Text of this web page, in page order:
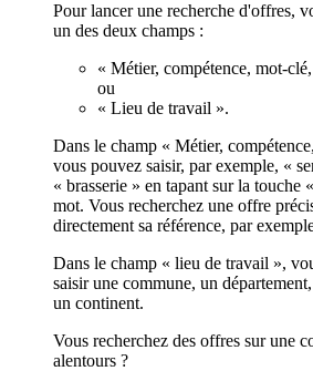
Pour lancer une recherche d'offres,
un des deux champs :
« Métier, compétence, mot-
ou
« Lieu de travail ».
Dans le champ « Métier,
vous pouvez saisir, par exemple, «
« brasserie » en tapant sur la touche
mot. Vous recherchez une offre
directement sa référence, par
Dans le champ « lieu de travail »,
saisir une commune, un
un continent.
Vous recherchez des offres sur une
alentours ?